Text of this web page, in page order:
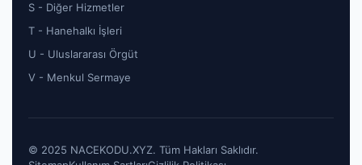
S - Diğer Hizmetler
T - Hanehalkı İşleri
U - Uluslararası Örgüt
V - Menkul Sermaye
© 2025 NACEKODU.XYZ. Tüm Hakları Saklıdır.